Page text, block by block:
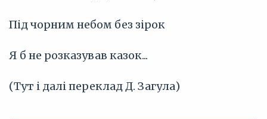
Під чорним небом без зірок
Я б не розказував казок...
(Тут і далі переклад Д. Загула)